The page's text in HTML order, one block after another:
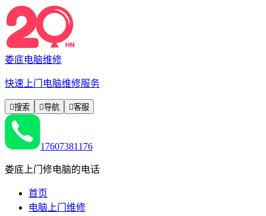
娄底电脑维修
快速上门电脑维修服务
搜索 导航 客服
17607381176
娄底上门修电脑的电话
首页
电脑上门维修